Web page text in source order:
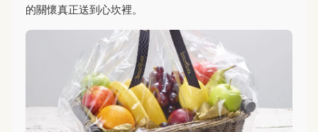
的關懷真正送到心坎裡。